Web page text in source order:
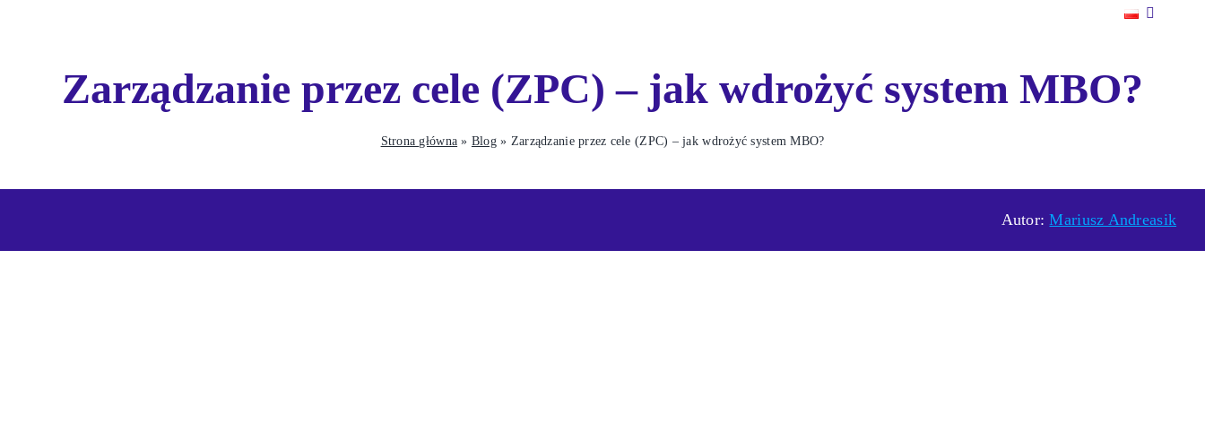
Zarządzanie przez cele (ZPC) – jak wdrożyć system MBO?
Strona główna » Blog » Zarządzanie przez cele (ZPC) – jak wdrożyć system MBO?
Autor:Mariusz Andreasik